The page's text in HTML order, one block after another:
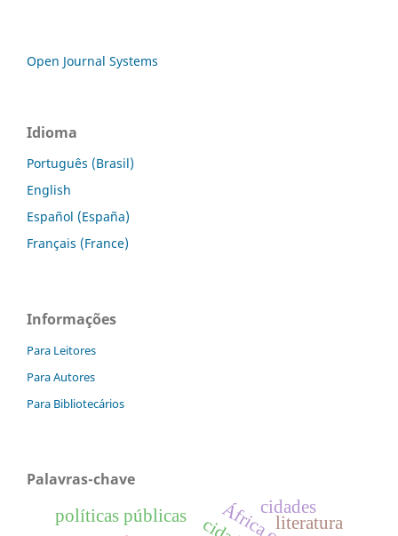
Open Journal Systems
Idioma
Português (Brasil)
English
Español (España)
Français (France)
Informações
Para Leitores
Para Autores
Para Bibliotecários
Palavras-chave
políticas públicas literatura
cidades